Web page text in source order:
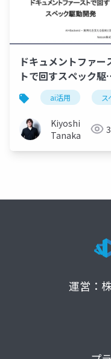
ドキュメントファー
トで回すスペック駆
開発
ai活用 ス
Kiyoshi
Tanaka
運営：